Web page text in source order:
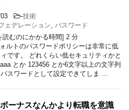
-技術
ェデレーション
パスワード
読むのにかかる時間] 2 分
ルトのパスワードポリシーは非常に低
です。 どれくらい低セキュリティかと
とか 123456 とか6文字以上の文字列
スワードとして設定できてしま …
ーナスなんかより転職を意識